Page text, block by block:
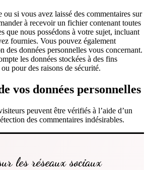
ou si vous avez laissé des commentaires sur
à recevoir un fichier contenant toutes
que nous possédons à votre sujet, incluant
fournies. Vous pouvez également
des données personnelles vous concernant.
les données stockées à des fins
pour des raisons de sécurité.
vos données personnelles
peuvent être vérifiés à l’aide d’un
des commentaires indésirables.
les réseaux sociaux